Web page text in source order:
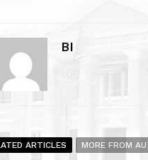
BI
ARTICLES MORE FROM